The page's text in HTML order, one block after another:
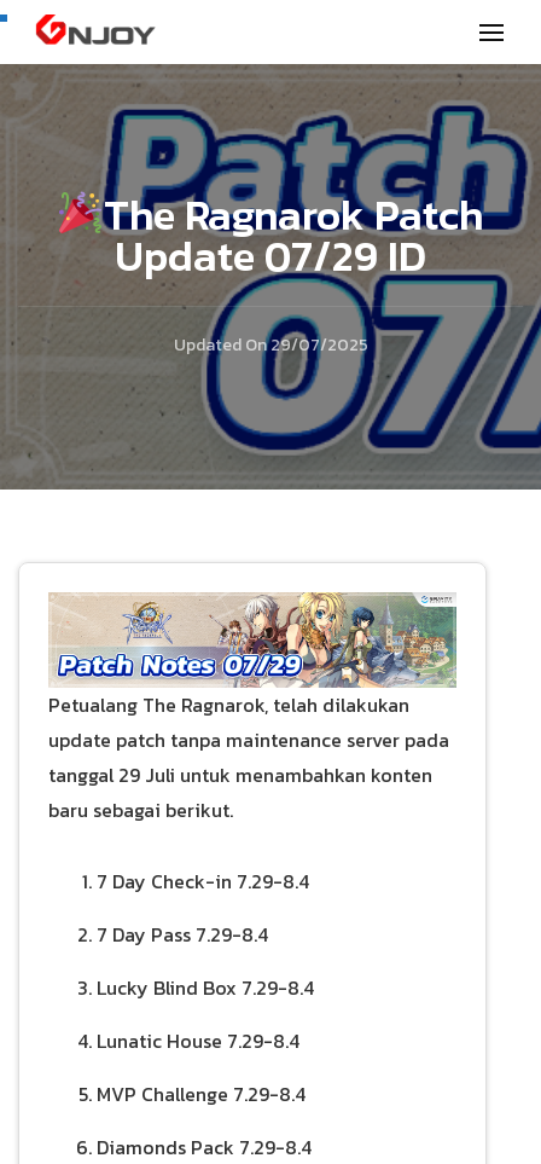
GNjoy mobile news
The Ragnarok Patch
Update 07/29 ID
Updated On29/07/2025
Petualang The Ragnarok, telah dilakukan
update patch tanpa maintenance server pada
tanggal 29 Juli untuk menambahkan konten
baru sebagai berikut.
7 Day Check-in 7.29-8.4
7 Day Pass 7.29-8.4
Lucky Blind Box 7.29-8.4
Lunatic House 7.29-8.4
MVP Challenge 7.29-8.4
Diamonds Pack 7.29-8.4